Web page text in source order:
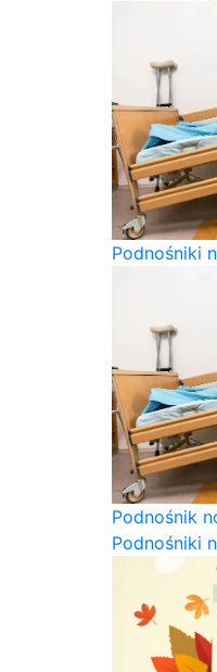
Podnośniki
Podnośnik
Podnośniki